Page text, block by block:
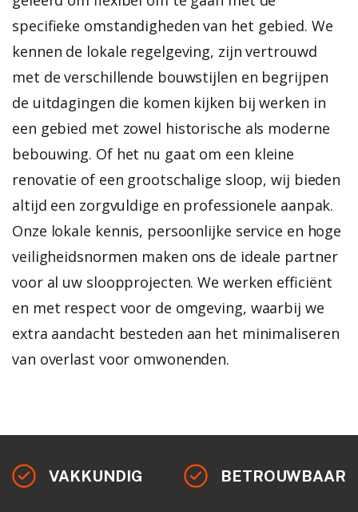
specifieke omstandigheden van het gebied. We
kennen de lokale regelgeving, zijn vertrouwd
met de verschillende bouwstijlen en begrijpen
de uitdagingen die komen kijken bij werken in
een gebied met zowel historische als moderne
bebouwing. Of het nu gaat om een kleine
renovatie of een grootschalige sloop, wij bieden
altijd een zorgvuldige en professionele aanpak.
Onze lokale kennis, persoonlijke service en hoge
veiligheidsnormen maken ons de ideale partner
voor al uw sloopprojecten. We werken efficiënt
en met respect voor de omgeving, waarbij we
extra aandacht besteden aan het minimaliseren
van overlast voor omwonenden.
VAKKUNDIG BETROUWBAAR